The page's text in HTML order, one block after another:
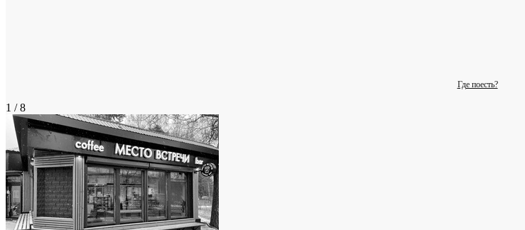
Где поесть?
1 / 8